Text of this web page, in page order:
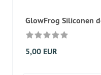
GlowFrog Siliconen
5,00 EUR